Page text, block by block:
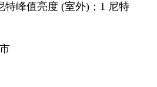
特峰值亮度 (室外)；1 尼特